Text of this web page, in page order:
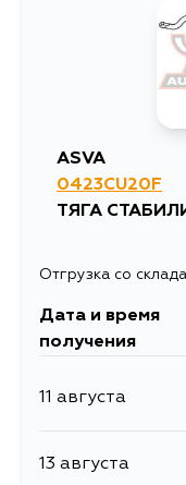
ASVA
0423CU20F
ТЯГА
Отгрузка со
Дата и время
получения
11 августа
13 августа